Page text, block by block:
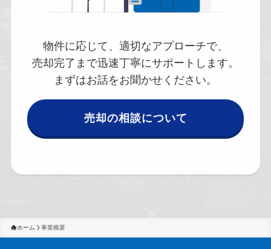
物件に応じて、適切なアプローチで、
売却完了まで迅速丁寧にサポートします。
まずはお話をお聞かせください。
売却の相談について
ホーム 事業概要